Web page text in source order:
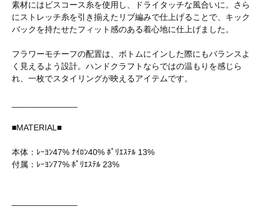
素材にはビスコース糸を使用し、ドライタッチな風合いに。さら
にストレッチ糸を引き揃えたリブ編みで仕上げることで、キック
バックを持たせたフィット感のある着心地に仕上げました。
フラワーモチーフの配置は、ボトムにインした際にもバランスよ
く見えるよう設計。ハンドクラフトならではの温もりを感じら
れ、一枚でスタイリングが映えるアイテムです。
■MATERIAL■
本体：ﾚｰﾖﾝ47% ﾅｲﾛﾝ40% ﾎﾟﾘｴｽﾃﾙ 13%
付属：ﾚｰﾖﾝ77% ﾎﾟﾘｴｽﾃﾙ 23%